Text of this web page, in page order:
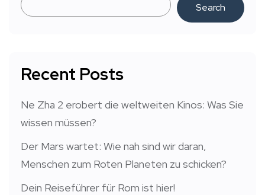
Search
Recent Posts
Ne Zha 2 erobert die weltweiten Kinos: Was Sie
wissen müssen?
Der Mars wartet: Wie nah sind wir daran,
Menschen zum Roten Planeten zu schicken?
Dein Reiseführer für Rom ist hier!